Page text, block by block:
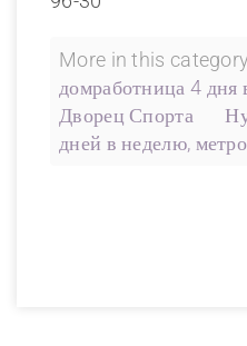
More in this
домработница 4 дня
Дворец Спорта
дней в неделю,